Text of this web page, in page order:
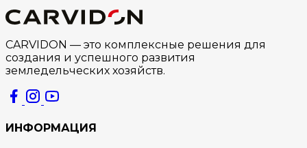
CARVIDON — это комплексные решения для
создания и успешного развития
земледельческих хозяйств.
ИНФОРМАЦИЯ